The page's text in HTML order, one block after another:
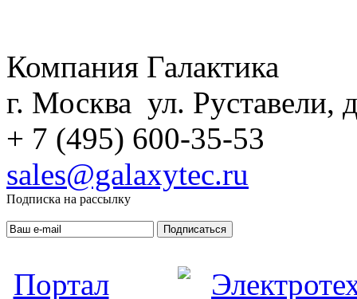
Компания Галактика
г. Москва ул. Руставели,
+ 7 (495) 600-35-53
sales@galaxytec.ru
Подписка на рассылку
Подписаться